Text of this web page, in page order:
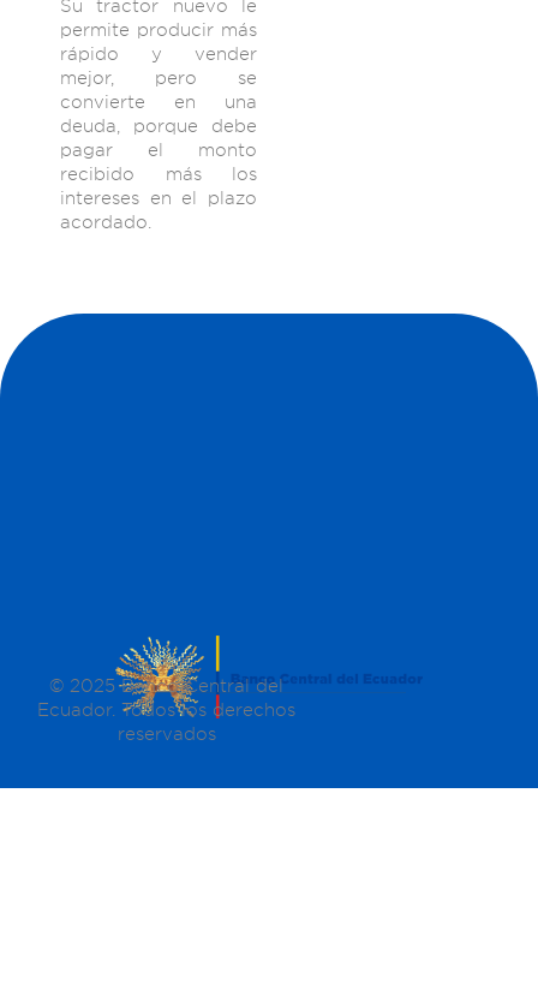
Su tractor nuevo le
permite producir más
rápido y vender
mejor, pero se
convierte en una
deuda, porque debe
pagar el monto
recibido más los
intereses en el plazo
acordado.
© 2025 Banco Central del
Ecuador. Todos los derechos
reservados